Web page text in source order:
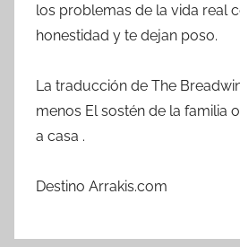
los problemas de la vida real
honestidad y te dejan poso.
La traducción de The
menos El sostén de la familia
a casa .
Destino Arrakis.com